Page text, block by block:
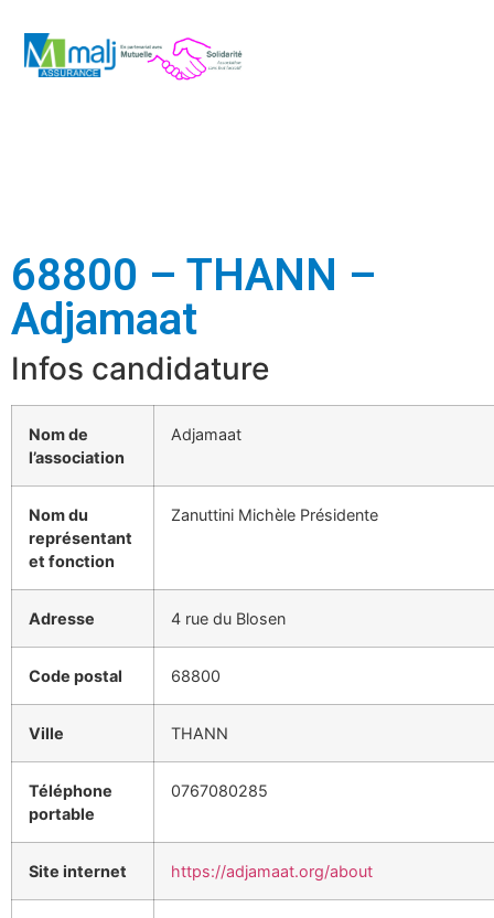
68800 – THANN –
Adjamaat
Infos candidature
Nom de
l’association
Adjamaat
Nom du
représentant
et fonction
Zanuttini Michèle Présidente
Adresse 4 rue du Blosen
Code postal 68800
Ville THANN
Téléphone
portable
0767080285
Site internet https://adjamaat.org/about